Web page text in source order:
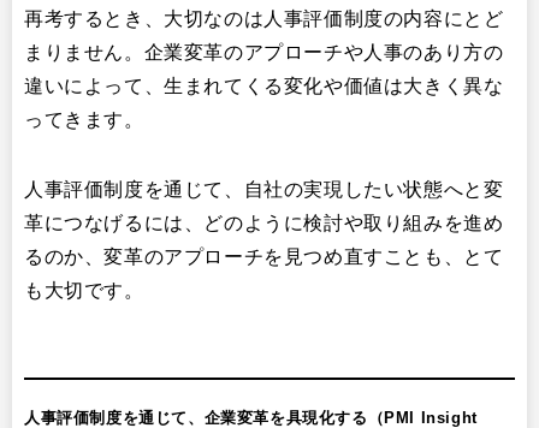
再考するとき、大切なのは人事評価制度の内容にとど
まりません。企業変革のアプローチや人事のあり方の
違いによって、生まれてくる変化や価値は大きく異な
ってきます。
人事評価制度を通じて、自社の実現したい状態へと変
革につなげるには、どのように検討や取り組みを進め
るのか、変革のアプローチを見つめ直すことも、とて
も大切です。
人事評価制度を通じて、企業変革を具現化する（PMI Insight